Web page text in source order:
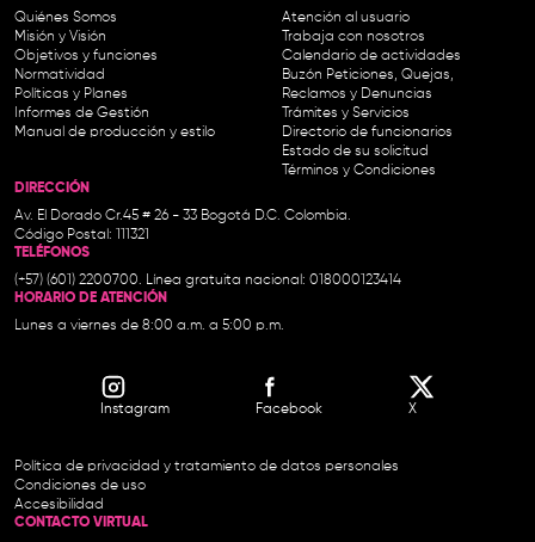
Quiénes Somos
Misión y Visión
Objetivos y funciones
Normatividad
Políticas y Planes
Informes de Gestión
Manual de producción y estilo
Atención al usuario
Trabaja con nosotros
Calendario de actividades
Buzón Peticiones, Quejas,
Reclamos y Denuncias
Trámites y Servicios
Directorio de funcionarios
Estado de su solicitud
Términos y Condiciones
DIRECCIÓN
Av. El Dorado Cr.45 # 26 - 33 Bogotá D.C. Colombia.
Código Postal: 111321
TELÉFONOS
(+57) (601) 2200700. Línea gratuita nacional: 018000123414
HORARIO DE ATENCIÓN
Lunes a viernes de 8:00 a.m. a 5:00 p.m.
Instagram Facebook X
Política de privacidad y tratamiento de datos personales
Condiciones de uso
Accesibilidad
CONTACTO VIRTUAL